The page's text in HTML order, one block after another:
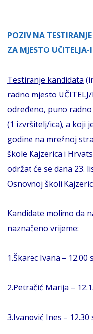
POZIV NA
ZA MJESTO UČITELJA-
Testiranje kandidata
radno mjesto UČITELJ/
određeno, puno
(1 izvršitelj/ica), a koji
godine na mrežnoj
škole Kajzerica i
održat će se dana 23.
Osnovnoj školi
Kandidate molimo da
naznačeno vrijeme:
1.Škarec Ivana – 12.00
2.Petračić Marija –
3.Ivanović Ines – 12.30